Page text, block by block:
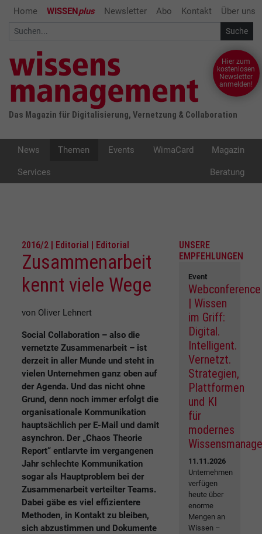
Home WISSENplus Newsletter Abo Kontakt Über uns
Das Magazin für Digitalisierung, Vernetzung & Collaboration
Hier zum
kostenlosen
Newsletter
anmelden!
News Themen Events WimaCard Magazin
Services Beratung
2016/2 | Editorial | Editorial
Zusammenarbeit
kennt viele Wege
von Oliver Lehnert
Social Collaboration – also die
vernetzte Zusammenarbeit – ist
derzeit in aller Munde und steht in
vielen Unternehmen ganz oben auf
der Agenda. Und das nicht ohne
Grund, denn noch immer erfolgt die
organisationale Kommunikation
hauptsächlich per E-Mail und damit
asynchron. Der „Chaos Theorie
Report“ entlarvte im vergangenen
Jahr schlechte Kommunikation
sogar als Hauptproblem bei der
Zusammenarbeit verteilter Teams.
Dabei gäbe es viel effizientere
Methoden, in Kontakt zu bleiben,
sich abzustimmen und Dokumente
UNSERE
EMPFEHLUNGEN
Event
Webconference
| Wissen
im Griff:
Digital.
Intelligent.
Vernetzt.
Strategien,
Plattformen
und KI
für
modernes
11.11.2026
Unternehmen
verfügen
heute über
enorme
Mengen an
Wissen –